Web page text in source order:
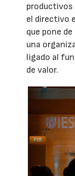
productivos
el directivo
que pone
una
ligado al
de valor.